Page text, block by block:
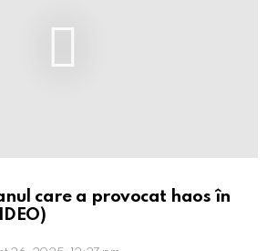
care a provocat haos în